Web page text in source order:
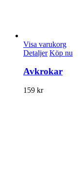
Visa varukorg
Detaljer Köp nu
Avkrokar
159 kr